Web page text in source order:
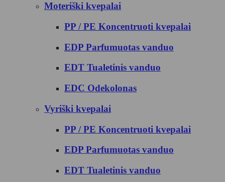
Moteriški kvepalai
PP / PE Koncentruoti kvepalai
EDP Parfumuotas vanduo
EDT Tualetinis vanduo
EDC Odekolonas
Vyriški kvepalai
PP / PE Koncentruoti kvepalai
EDP Parfumuotas vanduo
EDT Tualetinis vanduo